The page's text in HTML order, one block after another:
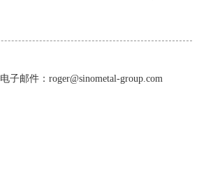
电子邮件：roger@sinometal-group.com